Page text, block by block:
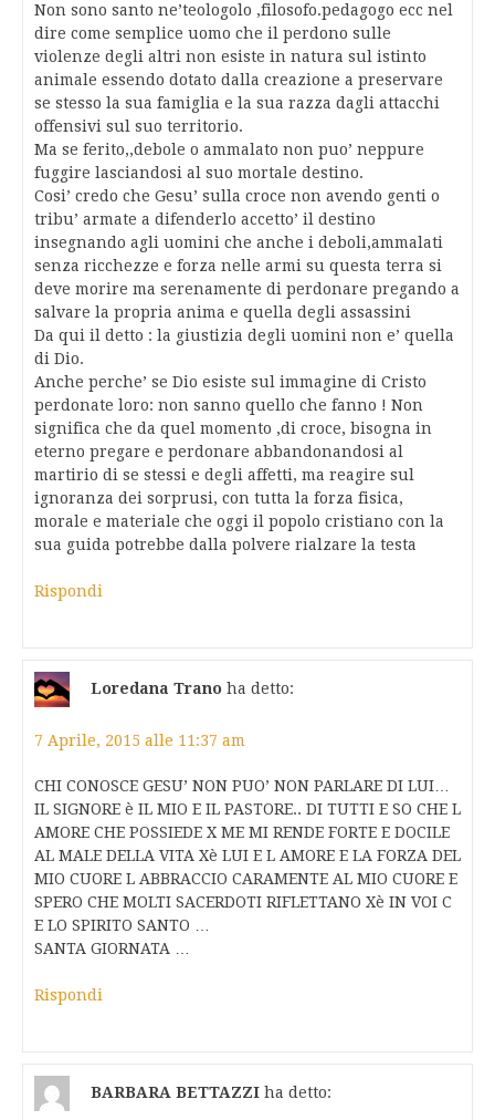
Non sono santo ne’teologolo ,filosofo.pedagogo ecc nel
dire come semplice uomo che il perdono sulle
violenze degli altri non esiste in natura sul istinto
animale essendo dotato dalla creazione a preservare
se stesso la sua famiglia e la sua razza dagli attacchi
offensivi sul suo territorio.
Ma se ferito,,debole o ammalato non puo’ neppure
fuggire lasciandosi al suo mortale destino.
Cosi’ credo che Gesu’ sulla croce non avendo genti o
tribu’ armate a difenderlo accetto’ il destino
insegnando agli uomini che anche i deboli,ammalati
senza ricchezze e forza nelle armi su questa terra si
deve morire ma serenamente di perdonare pregando a
salvare la propria anima e quella degli assassini
Da qui il detto : la giustizia degli uomini non e’ quella
di Dio.
Anche perche’ se Dio esiste sul immagine di Cristo
perdonate loro: non sanno quello che fanno ! Non
significa che da quel momento ,di croce, bisogna in
eterno pregare e perdonare abbandonandosi al
martirio di se stessi e degli affetti, ma reagire sul
ignoranza dei sorprusi, con tutta la forza fisica,
morale e materiale che oggi il popolo cristiano con la
sua guida potrebbe dalla polvere rialzare la testa
Rispondi
Loredana Trano ha detto:
7 Aprile, 2015 alle 11:37 am
CHI CONOSCE GESU’ NON PUO’ NON PARLARE DI LUI…
IL SIGNORE è IL MIO E IL PASTORE.. DI TUTTI E SO CHE L
AMORE CHE POSSIEDE X ME MI RENDE FORTE E DOCILE
AL MALE DELLA VITA Xè LUI E L AMORE E LA FORZA DEL
MIO CUORE L ABBRACCIO CARAMENTE AL MIO CUORE E
SPERO CHE MOLTI SACERDOTI RIFLETTANO Xè IN VOI C
E LO SPIRITO SANTO …
SANTA GIORNATA …
Rispondi
BARBARA BETTAZZI ha detto: